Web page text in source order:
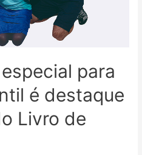
para
é destaque
Livro de